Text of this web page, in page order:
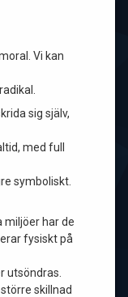
Vi kan
sig själv,
med full
symboliskt.
miljöer har de
fysiskt på
utsöndras.
skillnad